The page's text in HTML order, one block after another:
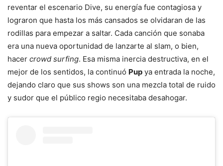
reventar el escenario Dive, su energía fue contagiosa y
lograron que hasta los más cansados se olvidaran de las
rodillas para empezar a saltar. Cada canción que sonaba
era una nueva oportunidad de lanzarte al slam, o bien,
hacer crowd surfing. Esa misma inercia destructiva, en el
mejor de los sentidos, la continuó Pup ya entrada la noche,
dejando claro que sus shows son una mezcla total de ruido
y sudor que el público regio necesitaba desahogar.